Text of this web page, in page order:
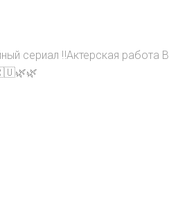
сериал ‼️Актерская работа